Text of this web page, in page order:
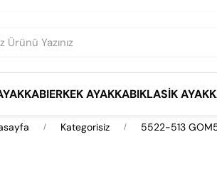
ERKEK AYAKKABIKLASIK
Kategorisiz 5522-513